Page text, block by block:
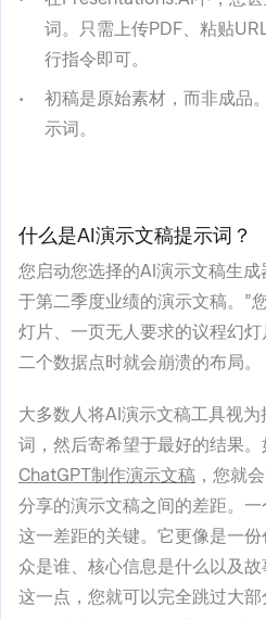
词。只需上传PDF、粘贴
行指令即可。
初稿是原始素材，而非成品
示词。
什么是AI演示文稿提示词？
您启动您选择的AI演示文稿生
于第二季度业绩的演示文稿。”
灯片、一页无人要求的议程幻
二个数据点时就会崩溃的布局。
大多数人将AI演示文稿工具视
词，然后寄希望于最好的结果
ChatGPT制作演示文稿 ，您就
分享的演示文稿之间的差距。
这一差距的关键。它更像是一
众是谁、核心信息是什么以及
这一点，您就可以完全跳过大